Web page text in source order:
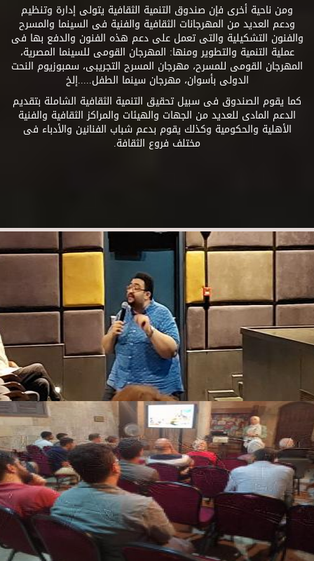
ومن ناحية أخرى فإن صندوق التنمية الثقافية يتولى إدارة وتنظيم
ودعم العديد من المهرجانات الثقافية والفنية فى السينما والمسرح
والفنون التشكيلية والتى تعمل على دعم هذه الفنون والدفع بها فى
عملية التنمية والتطوير ومنها: المهرجان القومى للسينما المصرية،
المهرجان القومى للمسرح، مهرجان المسرح التجريبى، سمبوزيوم النحت
الدولى بأسوان، مهرجان سينما الطفل.....إلخ
كما يقوم الصندوق فى سبيل تحقيق التنمية الثقافية الشاملة بتقديم
الدعم المادى للعديد من الجهات والهيئات والمراكز الثقافية والفنية
الأهلية والحكومية وكذلك يقوم بدعم شباب الفنانين والأدباء فى
مختلف فروع الثقافة.